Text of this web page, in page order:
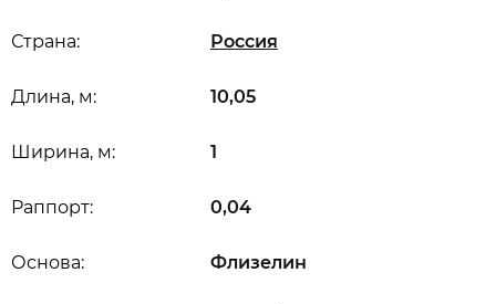
Длина, м: 10,05
Ширина, м: 1
Раппорт: 0,04
Основа: Флизелин
Страна: Россия